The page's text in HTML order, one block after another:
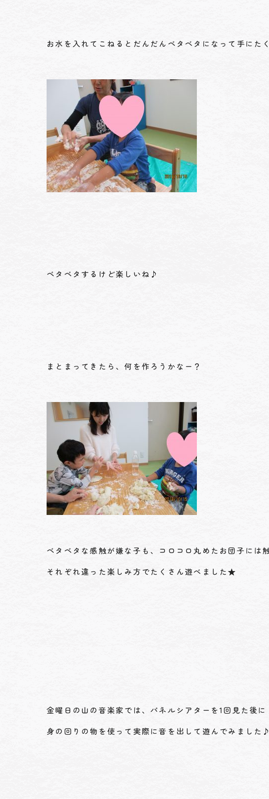
お水を入れてこねるとだんだんベタベタになって手にた
ベタベタするけど楽しいね♪
まとまってきたら、何を作ろうかなー？
ベタベタな感触が嫌な子も、コロコロ丸めたお団子には
それぞれ違った楽しみ方でたくさん遊べました★
金曜日の山の音楽家では、パネルシアターを1回見た後に
身の回りの物を使って実際に音を出して遊んでみました